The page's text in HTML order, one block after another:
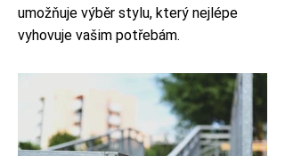
umožňuje výběr stylu, který nejlépe
vyhovuje vašim potřebám.